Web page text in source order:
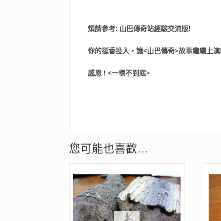
煩請參考: 山巴傳奇站經驗交流版!
你的挺香投入，讓<山巴傳奇>故事繼續上
感恩 ! <一標不到底>
您可能也喜歡…